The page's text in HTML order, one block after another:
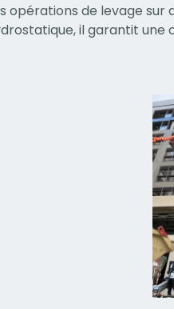
opérations de levage sur
il garantit une